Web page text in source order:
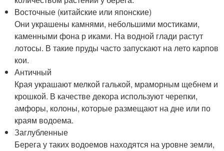
Восточные (китайские или японские)
Они украшены камнями, небольшими мостиками,
каменными фона р иками. На водной глади растут
лотосы. В такие пруды часто запускают на лето карпов
кои.
Античный
Края украшают мелкой галькой, мраморным щебнем и
крошкой. В качестве декора используют черепки,
амфоры, колоны, которые размещают на дне или по
краям водоема.
Заглубленные
Берега у таких водоемов находятся на уровне земли,